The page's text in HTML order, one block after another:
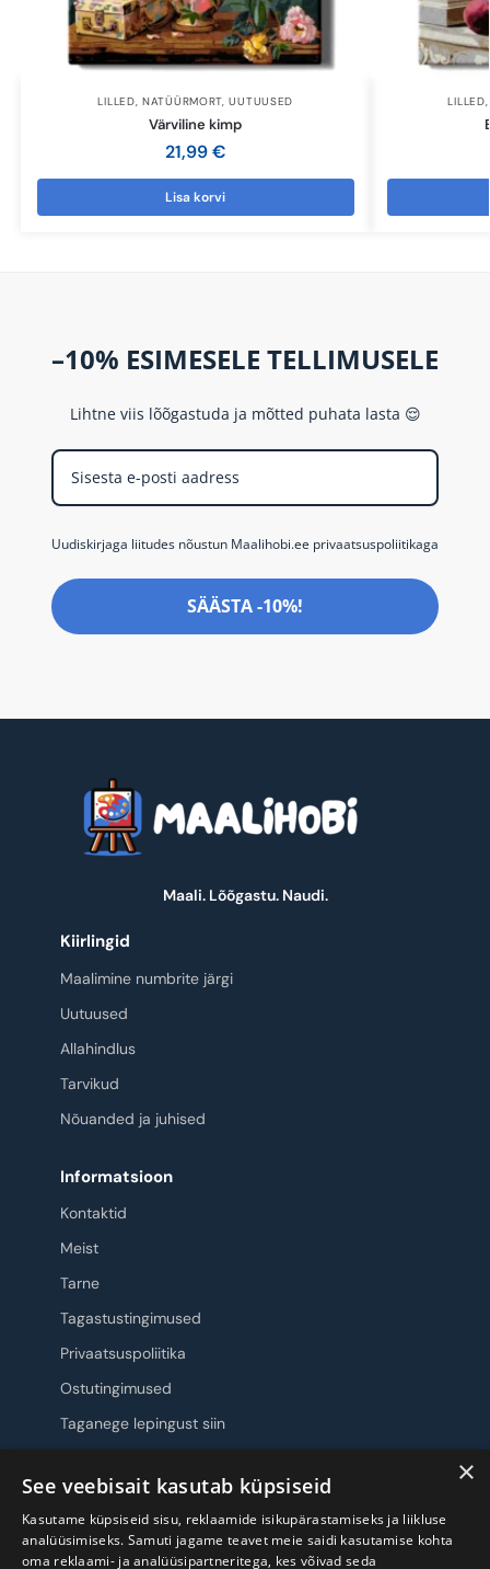
LILLED,NATÜÜRMORT,UUTUUSED
Värviline kimp
21,99€
Lisa korvi
LILLED
–10% ESIMESELE TELLIMUSELE
Lihtne viis lõõgastuda ja mõtted puhata lasta 😌
Uudiskirjaga liitudes nõustun Maalihobi.ee privaatsuspoliitikaga
SÄÄSTA -10%!
Maali. Lõõgastu. Naudi.
Kiirlingid
Maalimine numbrite järgi
Uutuused
Allahindlus
Tarvikud
Nõuanded ja juhised
Informatsioon
Kontaktid
Meist
Tarne
Tagastustingimused
Privaatsuspoliitika
Ostutingimused
Taganege lepingust siin
Jälgi meid ×
See veebisait kasutab küpsiseid
Kasutame küpsiseid sisu, reklaamide isikupärastamiseks ja liikluse
analüüsimiseks. Samuti jagame teavet meie saidi kasutamise kohta
oma reklaami- ja analüüsipartneritega, kes võivad seda